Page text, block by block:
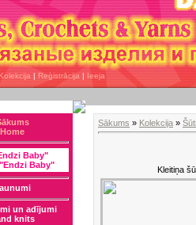
Kolekcija | Reģistrācija | Ieeja
Home
Baby"
Baby"
un adījumi
knits
Sākums » Kolekcija »
Kleitiņa